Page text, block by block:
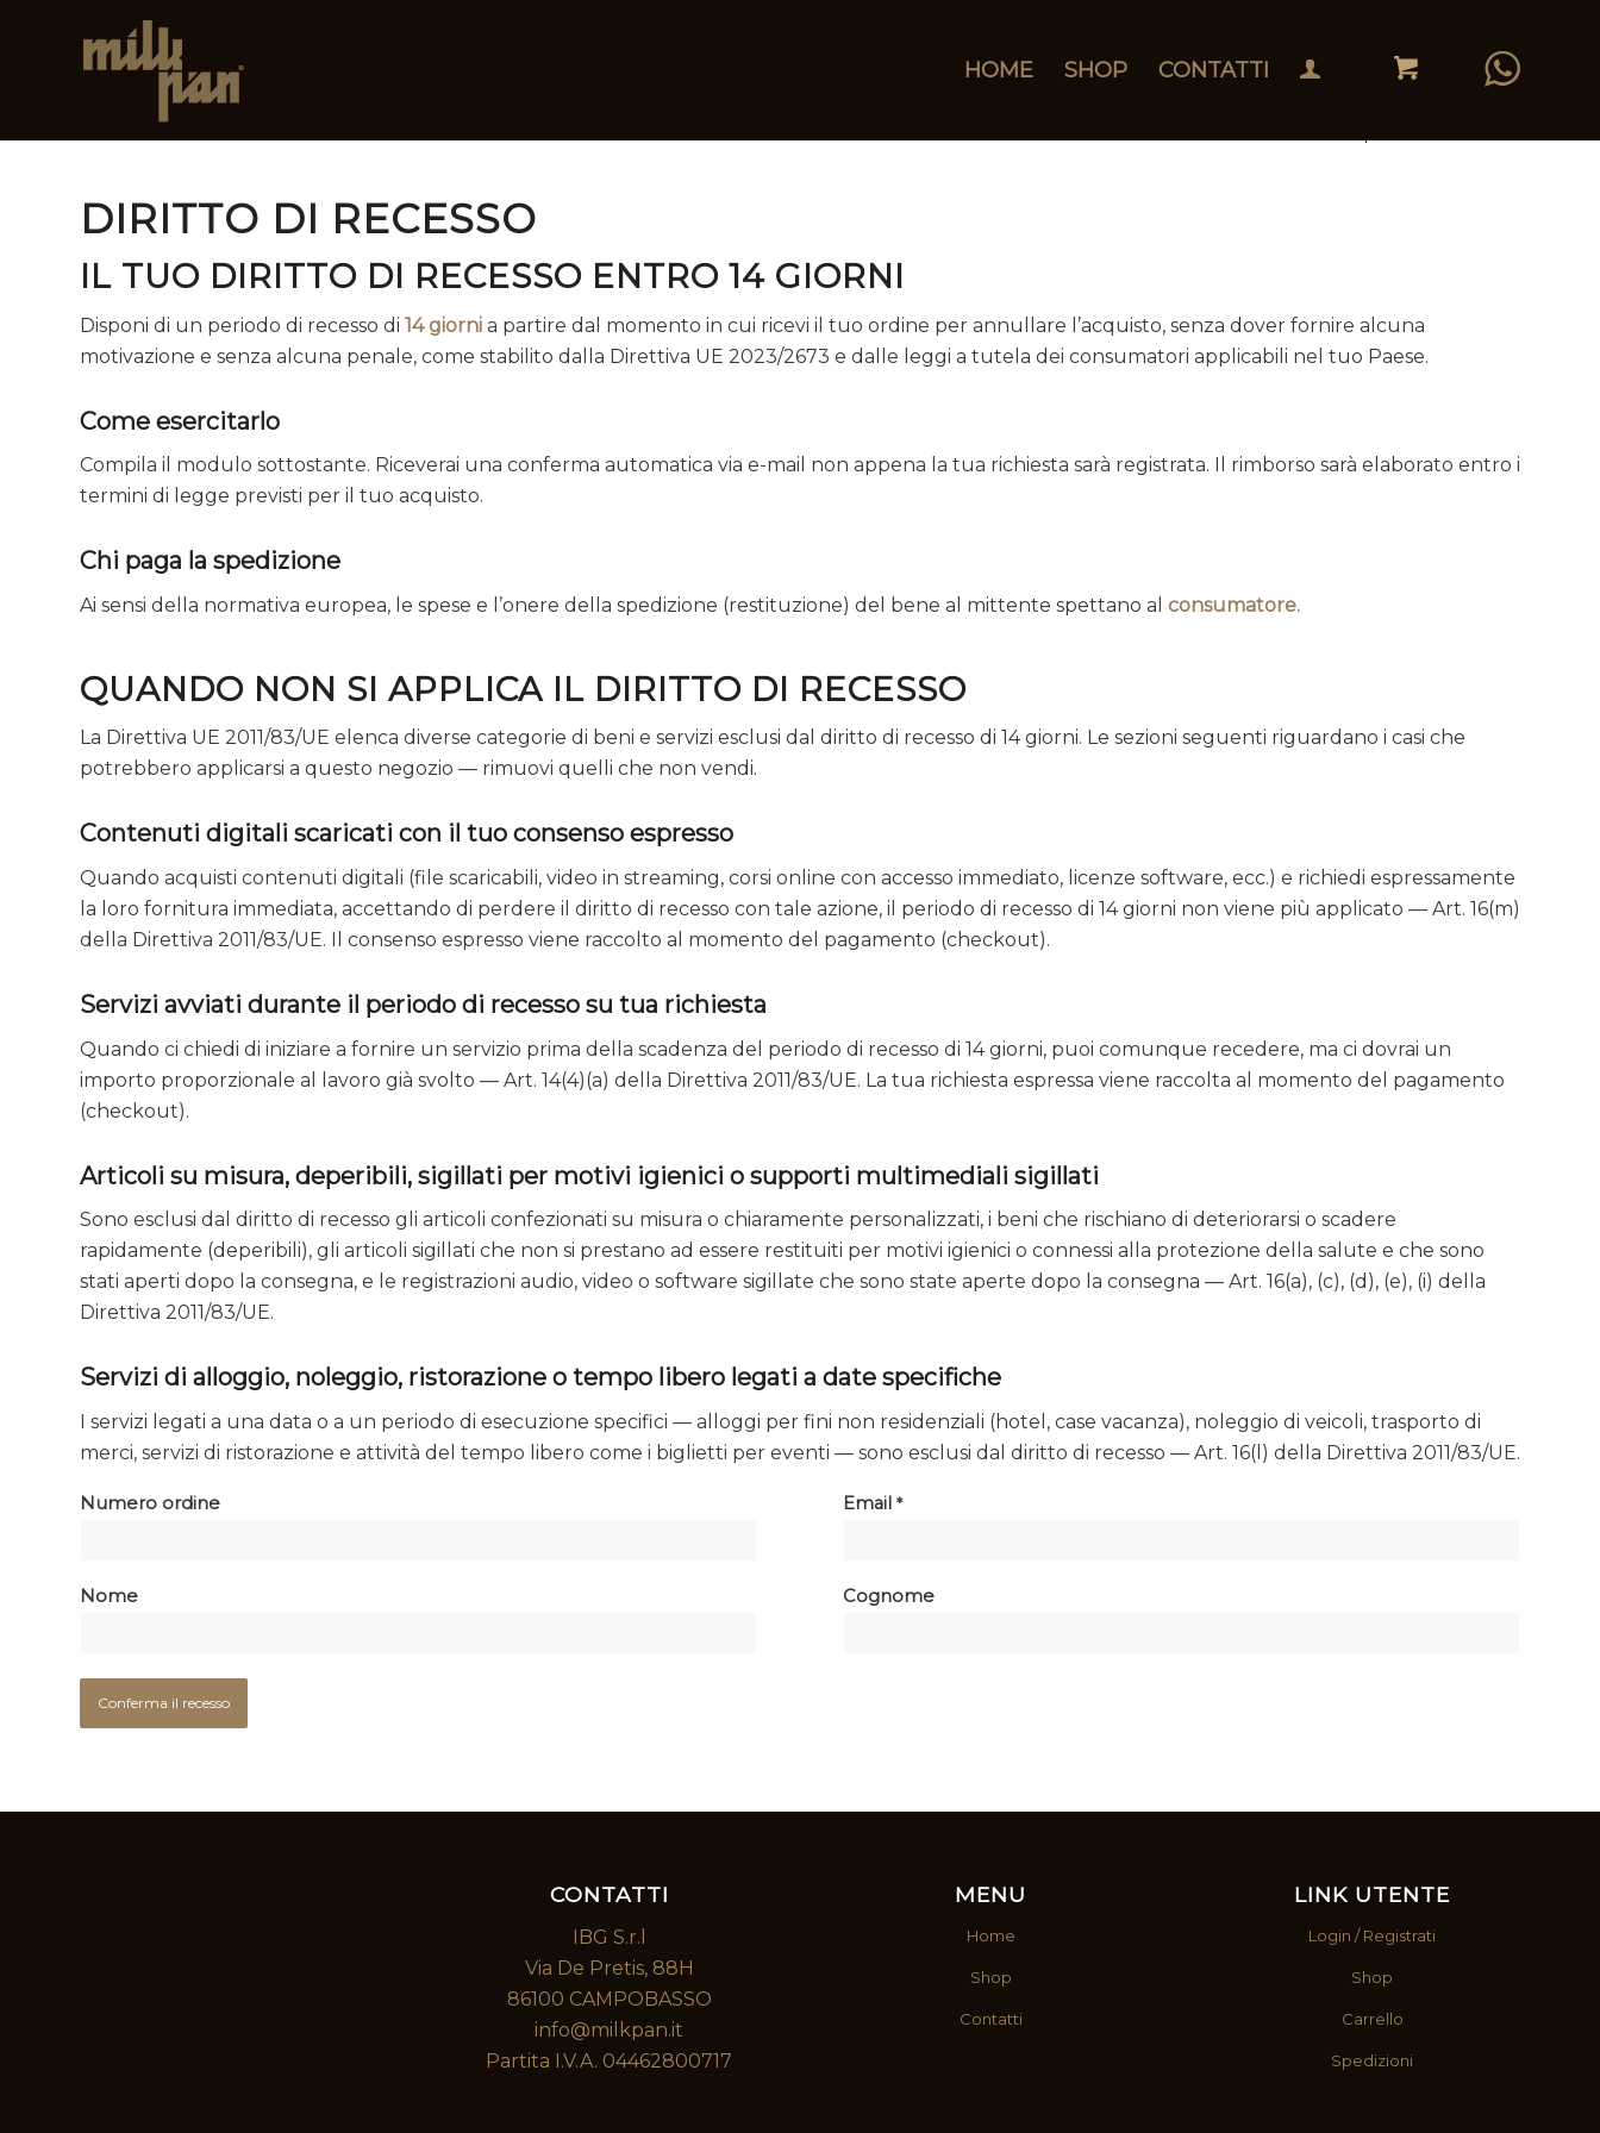
HOME SHOP CONTATTI
DIRITTO DI RECESSO
IL TUO DIRITTO DI RECESSO ENTRO 14 GIORNI
Disponi di un periodo di recesso di 14 giorni a partire dal momento in cui ricevi il tuo ordine per annullare l’acquisto, senza dover fornire alcuna
motivazione e senza alcuna penale, come stabilito dalla Direttiva UE 2023/2673 e dalle leggi a tutela dei consumatori applicabili nel tuo Paese.
Come esercitarlo
Compila il modulo sottostante. Riceverai una conferma automatica via e-mail non appena la tua richiesta sarà registrata. Il rimborso sarà elaborato entro i
termini di legge previsti per il tuo acquisto.
Chi paga la spedizione
Ai sensi della normativa europea, le spese e l’onere della spedizione (restituzione) del bene al mittente spettano al consumatore.
QUANDO NON SI APPLICA IL DIRITTO DI RECESSO
La Direttiva UE 2011/83/UE elenca diverse categorie di beni e servizi esclusi dal diritto di recesso di 14 giorni. Le sezioni seguenti riguardano i casi che
potrebbero applicarsi a questo negozio — rimuovi quelli che non vendi.
Contenuti digitali scaricati con il tuo consenso espresso
Quando acquisti contenuti digitali (file scaricabili, video in streaming, corsi online con accesso immediato, licenze software, ecc.) e richiedi espressamente
la loro fornitura immediata, accettando di perdere il diritto di recesso con tale azione, il periodo di recesso di 14 giorni non viene più applicato — Art. 16(m)
della Direttiva 2011/83/UE. Il consenso espresso viene raccolto al momento del pagamento (checkout).
Servizi avviati durante il periodo di recesso su tua richiesta
Quando ci chiedi di iniziare a fornire un servizio prima della scadenza del periodo di recesso di 14 giorni, puoi comunque recedere, ma ci dovrai un
importo proporzionale al lavoro già svolto — Art. 14(4)(a) della Direttiva 2011/83/UE. La tua richiesta espressa viene raccolta al momento del pagamento
(checkout).
Articoli su misura, deperibili, sigillati per motivi igienici o supporti multimediali sigillati
Sono esclusi dal diritto di recesso gli articoli confezionati su misura o chiaramente personalizzati, i beni che rischiano di deteriorarsi o scadere
rapidamente (deperibili), gli articoli sigillati che non si prestano ad essere restituiti per motivi igienici o connessi alla protezione della salute e che sono
stati aperti dopo la consegna, e le registrazioni audio, video o software sigillate che sono state aperte dopo la consegna — Art. 16(a), (c), (d), (e), (i) della
Direttiva 2011/83/UE.
Servizi di alloggio, noleggio, ristorazione o tempo libero legati a date specifiche
I servizi legati a una data o a un periodo di esecuzione specifici — alloggi per fini non residenziali (hotel, case vacanza), noleggio di veicoli, trasporto di
merci, servizi di ristorazione e attività del tempo libero come i biglietti per eventi — sono esclusi dal diritto di recesso — Art. 16(l) della Direttiva 2011/83/UE.
Numero ordine Email*
Nome Cognome
Conferma il recesso
CONTATTI
IBG S.r.l
Via De Pretis, 88H
86100 CAMPOBASSO
info@milkpan.it
Partita I.V.A. 04462800717
MENU
Home
Shop
Contatti
LINK UTENTE
Login / Registrati
Shop
Carrello
Spedizioni